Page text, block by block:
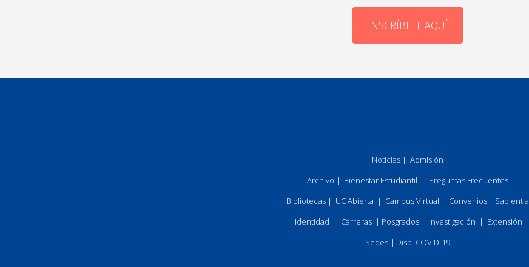
INSCRÍBETE AQUÍ
Noticias| Admisión
Archivo | Bienestar Estudiantil | Preguntas Frecuentes
Bibliotecas| UC Abierta | Campus Virtual | Convenios| Sapientia
Identidad | Carreras| Posgrados| Investigación | Extensión
Sedes| Disp. COVID-19